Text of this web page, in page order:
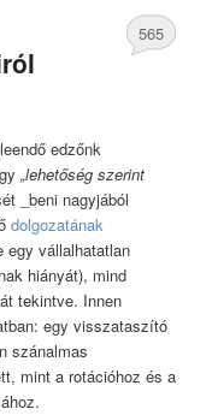
565
edzőnk
„lehetőség szerint
_beni nagyjából
dolgozatának
egy vállalhatatlan
hiányát), mind
tekintve. Innen
egy visszataszító
szánalmas
mint a rotációhoz és a